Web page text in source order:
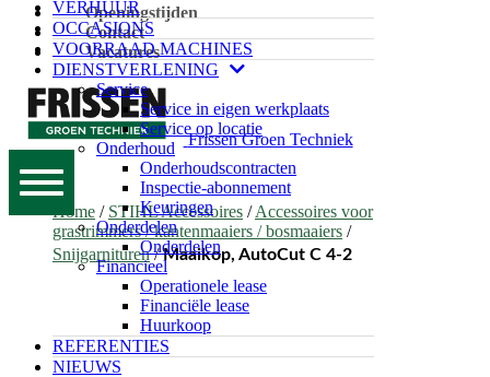
VERHUUR
OCCASIONS
VOORRAAD MACHINES
DIENSTVERLENING
Service
Service in eigen werkplaats
Service op locatie
Onderhoud
Onderhoudscontracten
Inspectie-abonnement
Keuringen
Onderdelen
Onderdelen
Financieel
Operationele lease
Financiële lease
Huurkoop
REFERENTIES
NIEUWS
Openingstijden
Contact
Vacatures
Frissen Groen Techniek
Home / STIHL Accessoires /Accessoires voor
grastrimmers / kantenmaaiers / bosmaaiers /
Snijgarnituren/Maaikop, AutoCut C 4-2